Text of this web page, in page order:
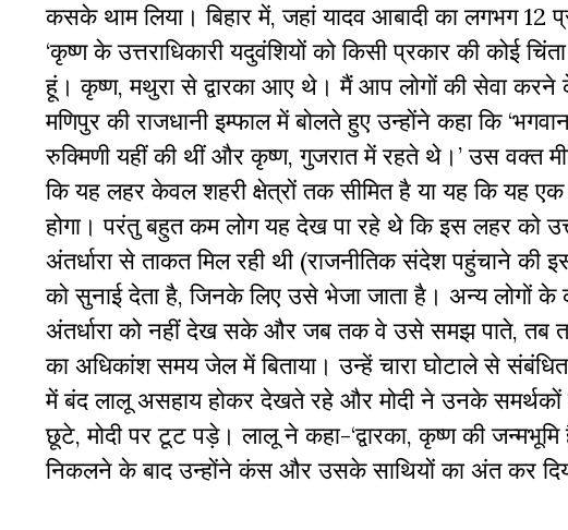
कसके थाम लिया। बिहार में, जहां यादव आबादी का लगभग
‘कृष्ण के उत्तराधिकारी यदुवंशियों को किसी प्रकार की
हूं। कृष्ण, मथुरा से द्वारका आए थे। मैं आप लोगों की सेवा करने
मणिपुर की राजधानी इम्फाल में बोलते हुए उन्होंने कहा कि
रुक्मिणी यहीं की थीं और कृष्ण, गुजरात में रहते थे।’ उस वक्त
कि यह लहर केवल शहरी क्षेत्रों तक सीमित है या यह कि यह
होगा। परंतु बहुत कम लोग यह देख पा रहे थे कि इस लहर को
अंतर्धारा से ताकत मिल रही थी (राजनीतिक संदेश पहुंचाने की
को सुनाई देता है, जिनके लिए उसे भेजा जाता है। अन्य लोगों के
अंतर्धारा को नहीं देख सके और जब तक वे उसे समझ पाते, तब
का अधिकांश समय जेल में बिताया। उन्हें चारा घोटाले से
में बंद लालू असहाय होकर देखते रहे और मोदी ने उनके
छूटे, मोदी पर टूट पड़े। लालू ने कहा-‘द्वारका, कृष्ण की
निकलने के बाद उन्होंने कंस और उसके साथियों का अंत कर